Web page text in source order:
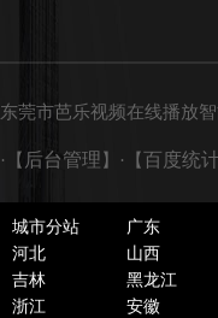
东莞市芭乐视频在线播放
·【 后台管理 】·【百度统
城市分站 广东
河北
山西
吉林
黑龙江
浙江
安徽